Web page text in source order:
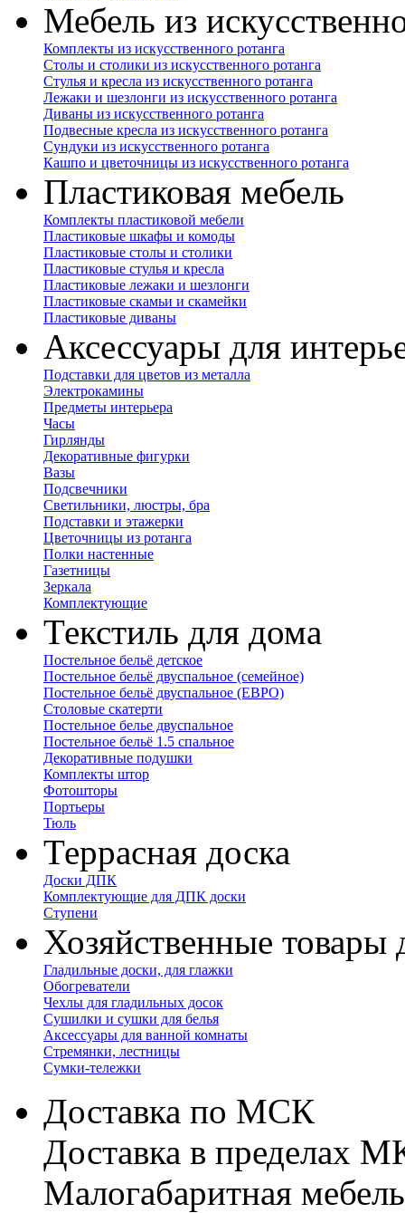
Мебель из
Комплекты из искусственного ротанга
Столы и столики из искусственного ротанга
Стулья и кресла из искусственного ротанга
Лежаки и шезлонги из искусственного ротанга
Диваны из искусственного ротанга
Подвесные кресла из искусственного ротанга
Сундуки из искусственного ротанга
Кашпо и цветочницы из искусственного ротанга
Пластиковая мебель
Комплекты пластиковой мебели
Пластиковые шкафы и комоды
Пластиковые столы и столики
Пластиковые стулья и кресла
Пластиковые лежаки и шезлонги
Пластиковые скамьи и скамейки
Пластиковые диваны
Аксессуары для
Подставки для цветов из металла
Электрокамины
Предметы интерьера
Часы
Гирлянды
Декоративные фигурки
Вазы
Подсвечники
Светильники, люстры, бра
Подставки и этажерки
Цветочницы из ротанга
Полки настенные
Газетницы
Зеркала
Комплектующие
Текстиль для дома
Постельное бельё детское
Постельное бельё двуспальное (семейное)
Постельное бельё двуспальное (ЕВРО)
Столовые скатерти
Постельное белье двуспальное
Постельное бельё 1.5 спальное
Декоративные подушки
Комплекты штор
Фотошторы
Портьеры
Тюль
Террасная доска
Доски ДПК
Комплектующие для ДПК доски
Ступени
Хозяйственные товары
Гладильные доски, для глажки
Обогреватели
Чехлы для гладильных досок
Сушилки и сушки для белья
Аксессуары для ванной комнаты
Стремянки, лестницы
Сумки-тележки
Доставка по МСК
Доставка в пределах
Малогабаритная